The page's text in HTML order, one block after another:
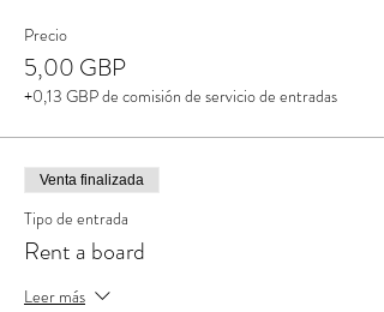
Precio
5,00 GBP
+0,13 GBP de comisión de servicio de entradas
Venta finalizada
Tipo de entrada
Rent a board
Leer más